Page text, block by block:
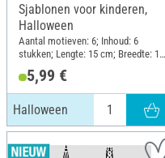
Sjablonen voor kinderen,
Halloween
Aantal motieven: 6; Inhoud: 6
stukken; Lengte: 15 cm; Breedte: 15
cm; Materiaal: Kunststof
5,99 €
Halloween